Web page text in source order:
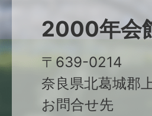
2000年会
〒639-0214
奈良県北葛城郡
お問合せ先